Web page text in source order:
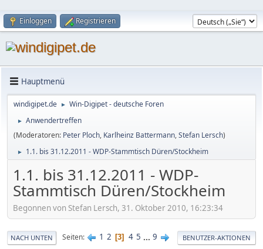
Einloggen Registrieren
Hauptmenü
windigipet.de ► Win-Digipet - deutsche Foren
►
Anwendertreffen
(Moderatoren: Peter Ploch, Karlheinz Battermann,Stefan Lersch)
► 1.1. bis 31.12.2011 - WDP-Stammtisch Düren/Stockheim
1.1. bis 31.12.2011 - WDP-
Stammtisch Düren/Stockheim
Begonnen von Stefan Lersch, 31. Oktober 2010, 16:23:34
NACH UNTEN Seiten 1 2 3 4 5 ... 9 BENUTZER-AKTIONEN